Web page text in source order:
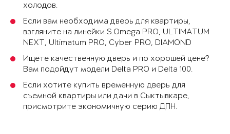
холодов.
Если вам необходима дверь для квартиры,
взгляните на линейки S.Omega PRO, ULTIMATUM
NEXT, Ultimatum PRO, Cyber PRO, DIAMOND
Ищете качественную дверь и по хорошей цене?
Вам подойдут модели Delta PRO и Delta 100.
Если хотите купить временную дверь для
съемной квартиры или дачи в Сыктывкаре,
присмотрите экономичную серию ДПН.